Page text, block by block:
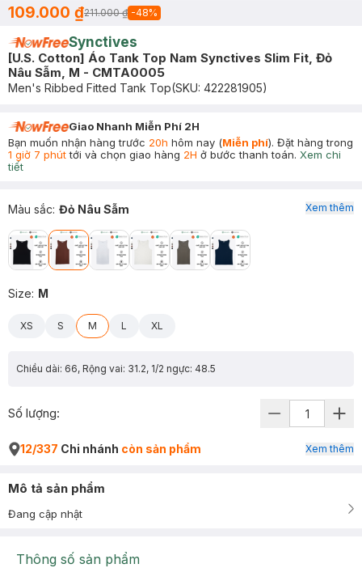
109.000 ₫211.000 ₫ -48%
Synctives
[U.S. Cotton] Áo Tank Top Nam Synctives Slim Fit, Đỏ
Nâu Sẫm, M - CMTA0005
Men's Ribbed Fitted Tank Top(SKU: 422281905)
Giao Nhanh Miễn Phí 2H
Bạn muốn nhận hàng trước 20h hôm nay (Miễn phí). Đặt hàng trong
1 giờ 7 phúttới và chọn giao hàng 2H ở bước thanh toán. Xem chi
tiết
Màu sắc: Đỏ Nâu Sẫm
Size: M
XS S M L XL
Chiều dài: 66, Rộng vai: 31.2, 1/2 ngực: 48.5
Xem thêm
Số lượng:
12/337 Chi nhánh còn sản phẩm Xem thêm
Mô tả sản phẩm
Đang cập nhật
Thông số sản phẩm